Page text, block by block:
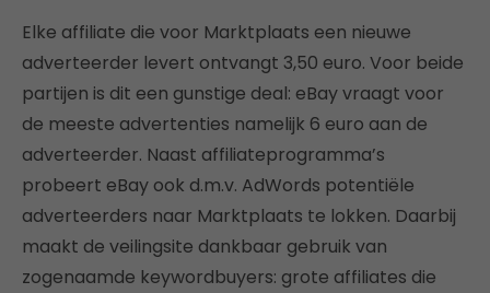
Elke affiliate die voor Marktplaats een nieuwe
adverteerder levert ontvangt 3,50 euro. Voor beide
partijen is dit een gunstige deal: eBay vraagt voor
de meeste advertenties namelijk 6 euro aan de
adverteerder. Naast affiliateprogramma’s
probeert eBay ook d.m.v. AdWords potentiële
adverteerders naar Marktplaats te lokken. Daarbij
maakt de veilingsite dankbaar gebruik van
zogenaamde keywordbuyers: grote affiliates die